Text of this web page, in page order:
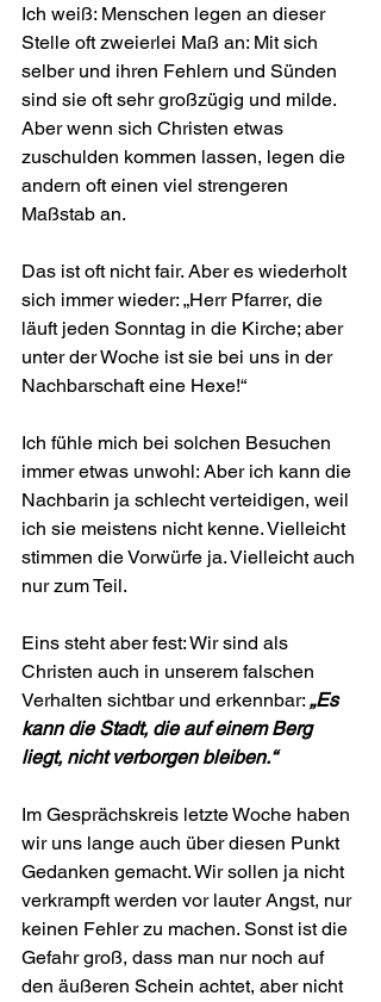
Ich weiß: Menschen legen an dieser
Stelle oft zweierlei Maß an: Mit sich
selber und ihren Fehlern und Sünden
sind sie oft sehr großzügig und milde.
Aber wenn sich Christen etwas
zuschulden kommen lassen, legen die
andern oft einen viel strengeren
Maßstab an.
Das ist oft nicht fair. Aber es wiederholt
sich immer wieder: „Herr Pfarrer, die
läuft jeden Sonntag in die Kirche; aber
unter der Woche ist sie bei uns in der
Nachbarschaft eine Hexe!“
Ich fühle mich bei solchen Besuchen
immer etwas unwohl: Aber ich kann die
Nachbarin ja schlecht verteidigen, weil
ich sie meistens nicht kenne. Vielleicht
stimmen die Vorwürfe ja. Vielleicht auch
nur zum Teil.
Eins steht aber fest: Wir sind als
Christen auch in unserem falschen
Verhalten sichtbar und erkennbar: „Es
kann die Stadt, die auf einem Berg
liegt, nicht verborgen bleiben.“
Im Gesprächskreis letzte Woche haben
wir uns lange auch über diesen Punkt
Gedanken gemacht. Wir sollen ja nicht
ver­krampft werden vor lauter Angst, nur
keinen Fehler zu machen. Sonst ist die
Gefahr groß, dass man nur noch auf
den äußeren Schein achtet, aber nicht